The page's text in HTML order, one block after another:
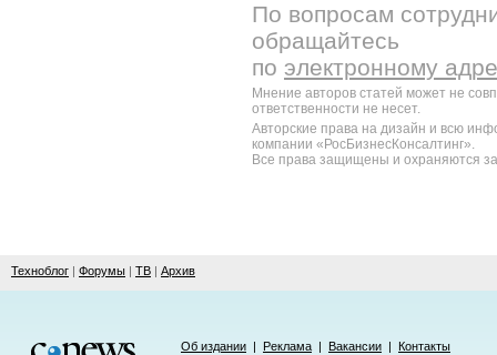
По вопросам
обращайтесь
по электронному
Мнение авторов статей может не
ответственности не несет.
Авторские права на дизайн и всю
компании «РосБизнесКонсалтинг».
Все права защищены и охраняются
Техноблог | Форумы | ТВ | Архив
Об издании | Реклама | Вакансии | Контакты